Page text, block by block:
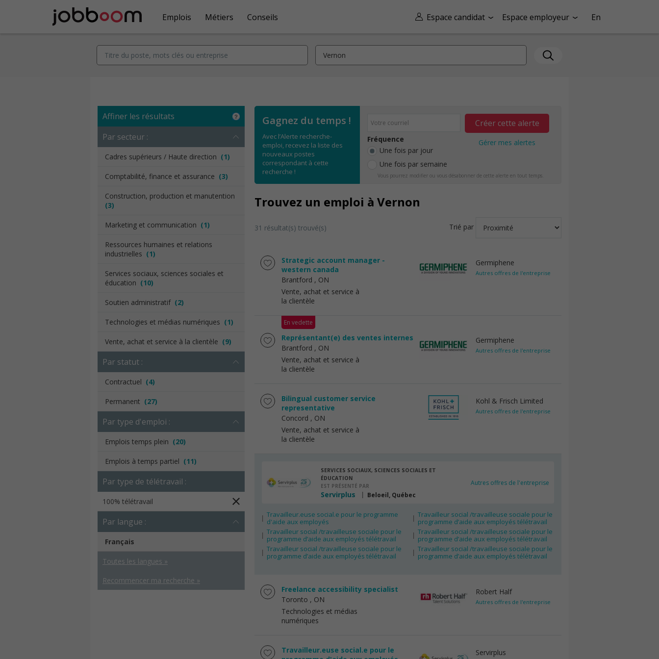
Espace candidat Espace employeur En
Emplois Métiers Conseils
Affiner les résultats
Par secteur :
Cadres supérieurs / Haute direction (1)
Comptabilité, finance et assurance (3)
Construction, production et manutention
(3)
Marketing et communication (1)
Ressources humaines et relations
industrielles (1)
Services sociaux, sciences sociales et
éducation (10)
Soutien administratif (2)
Technologies et médias numériques (1)
Vente, achat et service à la clientèle (9)
Par statut :
Contractuel (4)
Permanent (27)
Par type d'emploi :
Emplois temps plein (20)
Emplois à temps partiel (11)
Par type de télétravail :
100% télétravail
Par langue :
Français
Toutes les langues »
Recommencer ma recherche »
Gagnez du temps !
Avec l’Alerte recherche-
emploi, recevez la liste des
nouveaux postes
correspondant à cette
recherche !
Fréquence
Une fois par jour
Une fois par semaine
Créer cette alerte
Gérer mes alertes
Vous pourrez modifier ou vous désabonner de cette alerte en tout temps.
Trouvez un emploi à Vernon
31 résultat(s) trouvé(s) Trié par
Strategic account manager -
western canada
Brantford , ON
Vente, achat et service à
la clientèle
Germiphene
Autres offres de l'entreprise
En vedette
Représentant(e) des ventes internes
Brantford , ON
Vente, achat et service à
la clientèle
Germiphene
Autres offres de l'entreprise
Bilingual customer service
representative
Concord , ON
Vente, achat et service à
la clientèle
Kohl & Frisch Limited
Autres offres de l'entreprise
SERVICES SOCIAUX, SCIENCES SOCIALES ET
ÉDUCATION
EST PRÉSENTÉ PAR
Servirplus Beloeil, Québec
Autres offres de l'entreprise
Travailleur.euse social.e pour le programme
d'aide aux employés
Travailleur social /travailleuse sociale pour le
programme d’aide aux employés télétravail
Travailleur social /travailleuse sociale pour le
programme d’aide aux employés télétravail
Travailleur social /travailleuse sociale pour le
programme d’aide aux employés télétravail
Travailleur social /travailleuse sociale pour le
programme d’aide aux employés télétravail
Travailleur social /travailleuse sociale pour le
programme d’aide aux employés télétravail
Freelance accessibility specialist
Toronto , ON
Technologies et médias
numériques
Robert Half
Autres offres de l'entreprise
Travailleur.euse social.e pour le
Servirplus